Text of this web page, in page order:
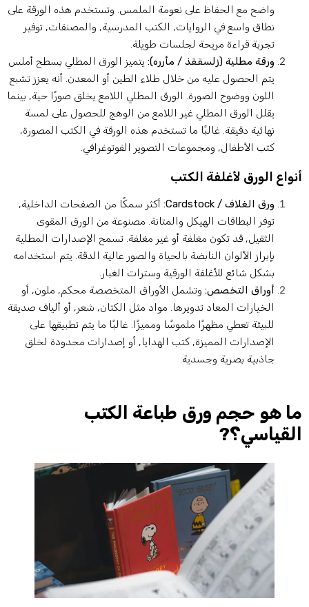
واضح مع الحفاظ على نعومة الملمس. وتستخدم هذه الورقة على
نطاق واسع في الروايات, الكتب المدرسية, والمصنفات, توفير
تجربة قراءة مريحة لجلسات طويلة.
ورقة مطلية (زل سققذ / مأ رره)
:يتميز الورق المطلي بسطح أملس
يتم الحصول عليه من خلال طلاء الطين أو المعدن. أنه يعزز تشبع
اللون ووضوح الصورة. الورق المطلي اللامع يخلق صورًا حية, بينما
يقلل الورق المطلي غير اللامع من الوهج للحصول على لمسة
نهائية دقيقة. غالبًا ما تستخدم هذه الورقة في الكتب المصورة,
كتب الأطفال, ومجموعات التصوير الفوتوغرافي.
الورق لأغلفة الكتب
ورق الغلاف / Cardstock:
أكثر سمكًا من الصفحات الداخلية,
توفر البطاقات الهيكل والمتانة. مصنوعة من الورق المقوى
الثقيل, قد تكون مغلفة أو غير مغلفة. تسمح الإصدارات المطلية
بإبراز الألوان النابضة بالحياة والصور عالية الدقة. يتم استخدامه
بشكل شائع للأغلفة الورقية وسترات الغبار.
أوراق التخصص:وتشمل الأوراق المتخصصة محكم, ملون, أو
الخيارات المعاد تدويرها. مواد مثل الكتان, شعر, أو ألياف صديقة
للبيئة تعطي مظهرًا ملموسًا ومميزًا. غالبًا ما يتم تطبيقها على
الإصدارات المميزة, كتب الهدايا, أو إصدارات محدودة لخلق
جاذبية بصرية وجسدية.
هو حجم ورق طباعة الكتب